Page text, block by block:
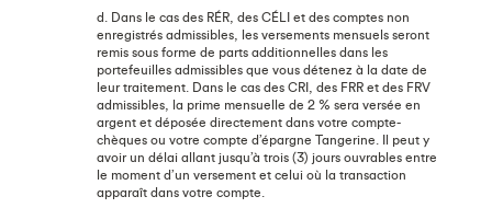
d. Dans le cas des RÉR, des CÉLI et des comptes non
enregistrés admissibles, les versements mensuels seront
remis sous forme de parts additionnelles dans les
portefeuilles admissibles que vous détenez à la date de
leur traitement. Dans le cas des CRI, des FRR et des FRV
admissibles, la prime mensuelle de 2 % sera versée en
argent et déposée directement dans votre compte-
chèques ou votre compte d’épargne Tangerine. Il peut y
avoir un délai allant jusqu’à trois (3) jours ouvrables entre
le moment d’un versement et celui où la transaction
apparaît dans votre compte.